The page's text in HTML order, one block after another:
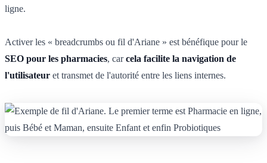
ligne.
Activer les « breadcrumbs ou fil d'Ariane » est bénéfique pour le
SEO pour les pharmacies, carcela facilite la navigation de
l'utilisateur et transmet de l'autorité entre les liens internes.